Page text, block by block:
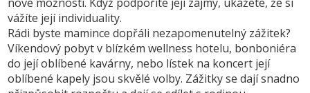
vážíte její individuality.
Rádi byste mamince dopřáli nezapomenutelný zážitek?
Víkendový pobyt v blízkém wellness hotelu, bonboniéra
do její oblíbené kavárny, nebo lístek na koncert její
oblíbené kapely jsou skvělé volby. Zážitky se dají snadno